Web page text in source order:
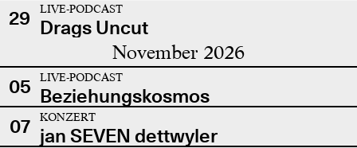
29
LIVE-PODCAST
Drags Uncut
November 2026
05 LIVE-PODCAST
Beziehungskosmos
07
KONZERT
jan SEVEN dettwyler